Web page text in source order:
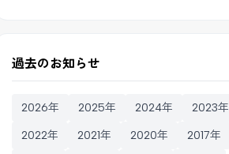
過去のお知らせ
2026年 2025年 2024年 2023年
2022年 2021年 2020年 2017年